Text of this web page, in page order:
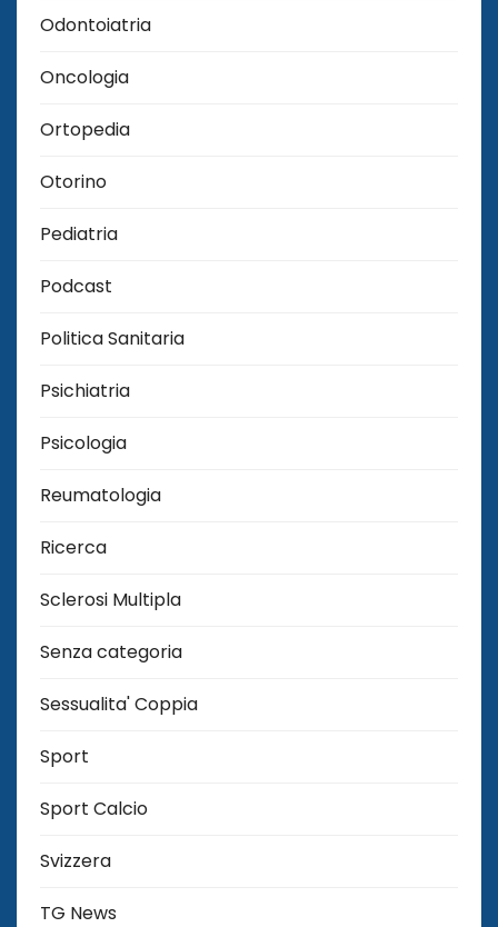
Odontoiatria
Oncologia
Ortopedia
Otorino
Pediatria
Podcast
Politica Sanitaria
Psichiatria
Psicologia
Reumatologia
Ricerca
Sclerosi Multipla
Senza categoria
Sessualita' Coppia
Sport
Sport Calcio
Svizzera
TG News